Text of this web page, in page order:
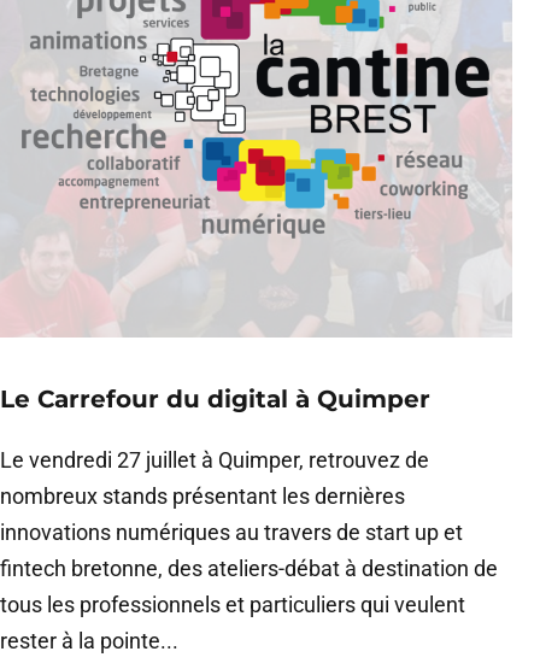
Le Carrefour du digital à Quimper
Le vendredi 27 juillet à Quimper, retrouvez de
nombreux stands présentant les dernières
innovations numériques au travers de start up et
fintech bretonne, des ateliers-débat à destination de
tous les professionnels et particuliers qui veulent
rester à la pointe...